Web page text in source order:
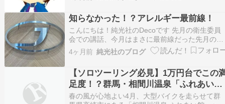
てる時って 体幹が崩れるんすよ 整体行ってるん
ですが そこで分かるんすよね 強いストレスが掛
かっているからなのか… 花粉症のお客さん皆そん
な…
知らなかった！？アレルギー最前線！
こんにちは！純光社のDecoです 先月の衛生委員
会での講話、今月はまさに最前線だった先月の花
粉症などのアレルギーについて講話を頂きました
最後までお楽しみください 桜が咲くまでの間スギ
花粉に悩まされた方も多いのではないでしょうか
毎年聞く「今年は猛威を振るう」そんな事もなか
ったと…
4ヶ月前 純光社のブログ
【ソロツーリング必見】1万円台でこの
足度！？群馬・相間川温泉「ふれあい
館」がライダーに優しすぎる隠れ家だっ
春の風が心地よい4月、大型バイクを走らせて群